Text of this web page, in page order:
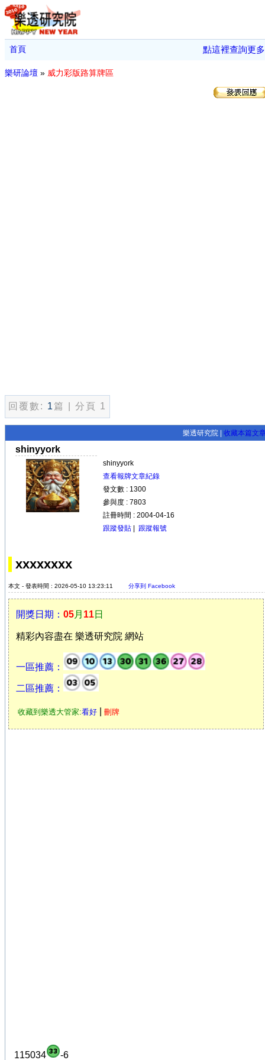
首頁 點這裡查詢更多
樂研論壇 » 威力彩版路算牌區
回覆數: 1篇 | 分頁 1
樂透研究院 | 收藏本篇文
shinyyork
shinyyork
查看報牌文章紀錄
發文數 : 1300
參與度 : 7803
註冊時間 : 2004-04-16
跟蹤發貼
跟蹤報號
xxxxxxxx
本文 - 發表時間 : 2026-05-10 13:23:11 分享到 Facebook
開獎日期： 05月 11日
精彩內容盡在 樂透研究院 網站
一區推薦：
二區推薦：
收藏到樂透大管家:看好 刪牌
115034 -6